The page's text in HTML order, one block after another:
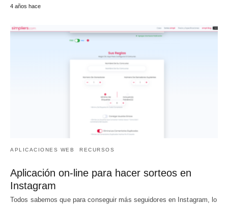
4 años hace
APLICACIONES WEB RECURSOS
Aplicación on-line para hacer sorteos en
Instagram
Todos sabemos que para conseguir más seguidores en Instagram, lo